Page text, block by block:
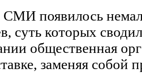
СМИ появилось
суть которых
общественная
заменяя собой